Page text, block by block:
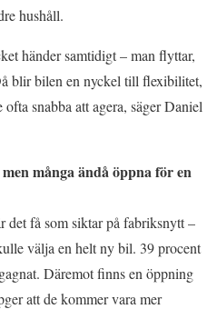
hushåll.
händer samtidigt – man flyttar,
blir bilen en nyckel till flexibilitet,
snabba att agera, säger Daniel
många ändå öppna för en
det få som siktar på fabriksnytt –
välja en helt ny bil. 39 procent
Däremot finns en öppning
att de kommer vara mer